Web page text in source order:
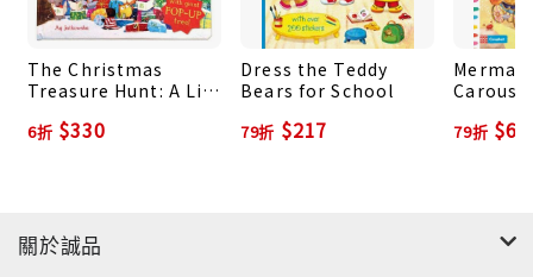
The Christmas
Treasure Hunt: A Lift
6折 $330
Dress the Teddy
Bears for School
79折 $217 79折
關於誠品